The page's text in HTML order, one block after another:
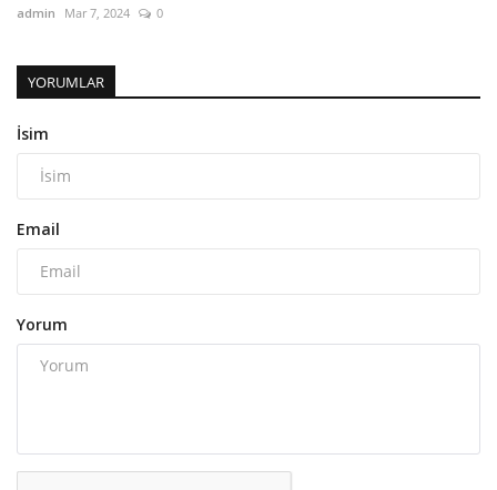
admin Mar 7, 2024 0
YORUMLAR
İsim
Email
Yorum